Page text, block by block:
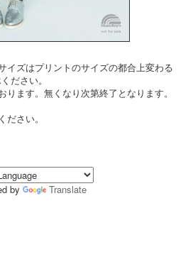
イズはプリントのサイズの都合上変わる
ださい。
ます。無くなり次第終了となります。
さい。
by Translate